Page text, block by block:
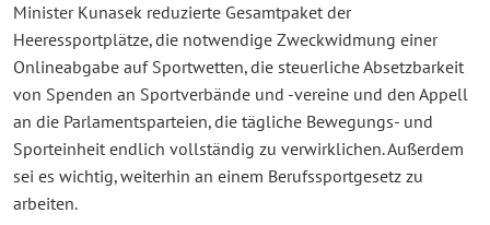
Minister Kunasek reduzierte Gesamtpaket der
Heeressportplätze, die notwendige Zweckwidmung einer
Onlineabgabe auf Sportwetten, die steuerliche Absetzbarkeit
von Spenden an Sportverbände und -vereine und den Appell
an die Parlamentsparteien, die tägliche Bewegungs- und
Sporteinheit endlich vollständig zu verwirklichen. Außerdem
sei es wichtig, weiterhin an einem Berufssportgesetz zu
arbeiten.